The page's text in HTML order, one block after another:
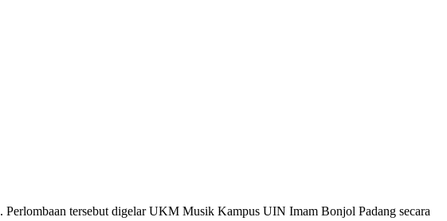
tersebut digelar UKM Musik Kampus UIN Imam Bonjol Padang secara